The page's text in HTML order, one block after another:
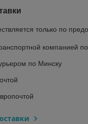
только по
компанией
по Минску